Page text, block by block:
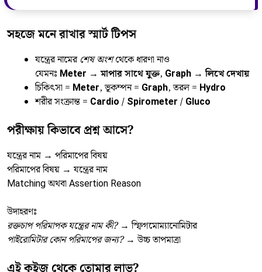
সহজে মনে রাখার স্মার্ট টিপস
যন্ত্রের নামের শেষ অংশথেকে ধারণা নাও
যেমনঃ Meter → মাপার সাথে যুক্ত, Graph → লিখে দেখায়
চিকিৎসা = Meter, ভূকম্পন = Graph, তরল = Hydro
শরীর সংক্রান্ত = Cardio / Spirometer / Gluco
পরীক্ষায় কিভাবে প্রশ্ন আসে?
যন্ত্রের নাম → পরিমাপের বিষয়
পরিমাপের বিষয় → যন্ত্রের নাম
Matching অথবা Assertion Reason
উদাহরণঃ
রক্তচাপ পরিমাপক যন্ত্রের নাম কী?→ স্ফিগমোম্যানোমিটার
পাইরোমিটার কোন পরিমাপের জন্য?→ উচ্চ তাপমাত্রা